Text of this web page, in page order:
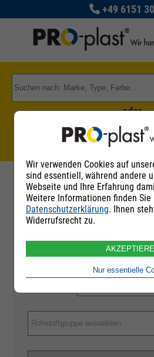
+49 6151
oder
Zu den
Filter
Rohstoffgruppe auswählen
Wir verwenden Cookies auf
sind essentiell, während andere
Webseite und Ihre Erfahrung
Weitere Informationen finden Sie
Datenschutzerklärung. Ihnen
Widerrufsrecht zu.
Nur essentielle